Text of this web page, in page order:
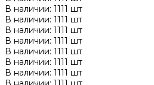
В наличии: 1111 шт
В наличии: 1111 шт
В наличии: 1111 шт
В наличии: 1111 шт
В наличии: 1111 шт
В наличии: 1111 шт
В наличии: 1111 шт